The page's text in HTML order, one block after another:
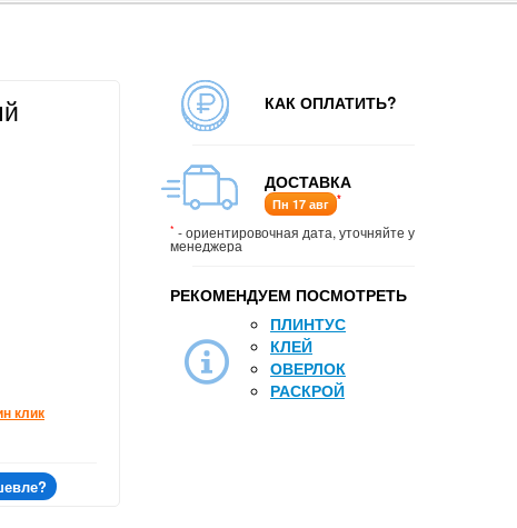
клик
КАК ОПЛАТИТЬ?
ДОСТАВКА
Пн 17 авг *
* - ориентировочная дата, уточняйте у
менеджера
РЕКОМЕНДУЕМ ПОСМОТРЕТЬ
ПЛИНТУС
КЛЕЙ
ОВЕРЛОК
РАСКРОЙ